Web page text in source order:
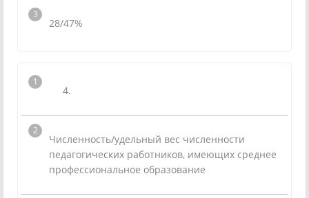
28/47%
4.
Численность/удельный вес численности
педагогических работников, имеющих среднее
профессиональное образование